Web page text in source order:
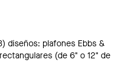
diseños: plafones Ebbs &
(de 6" o 12" de